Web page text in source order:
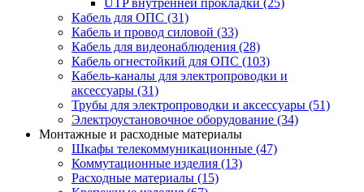
UTP внутренней прокладки (25)
Кабель для ОПС (31)
Кабель и провод силовой (33)
Кабель для видеонаблюдения (28)
Кабель огнестойкий для ОПС (103)
Кабель-каналы для электропроводки и
аксессуары (31)
Трубы для электропроводки и аксессуары (51)
Электроустановочное оборудование (34)
Монтажные и расходные материалы
Шкафы телекоммуникационные (47)
Коммутационные изделия (13)
Расходные материалы (15)